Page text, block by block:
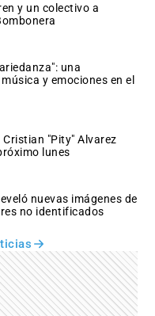
y un colectivo a
una
y emociones en el
"Pity" Alvarez
lunes
nuevas imágenes de
no identificados